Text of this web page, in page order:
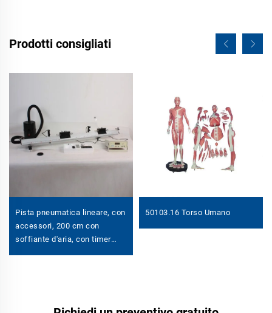
Prodotti consigliati
Pista pneumatica lineare, con
accessori, 200 cm con
soffiante d'aria, con timer
50103.16 Torso Umano